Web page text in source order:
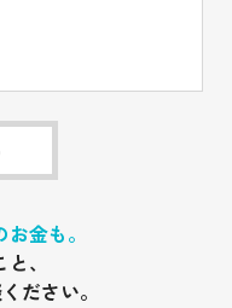
金も。
、
ださい。